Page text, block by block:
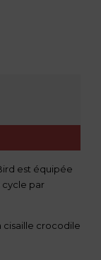
est équipée
cycle par
cisaille crocodile